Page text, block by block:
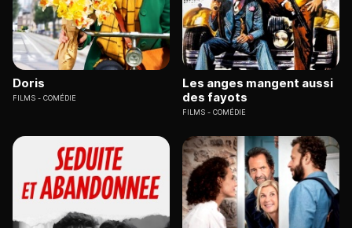
Doris
FILMS COMÉDIE
Les anges mangent aussi
des fayots
FILMS COMÉDIE